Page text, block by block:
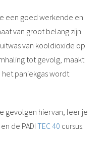
een goed werkende en
van groot belang zijn.
van kooldioxide op
tot gevolg, maakt
paniekgas wordt
gevolgen hiervan, leer je
de PADI TEC 40 cursus.